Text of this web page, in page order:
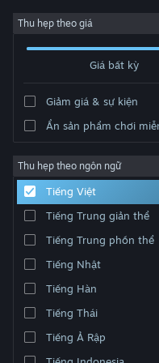
Đăng nhập
Cộng đồng
Thông tin
Hỗ trợ
Thay đổi ngôn ngữ
Cài ứng dụng Steam di động
Xem web cho desktop
Thu hẹp theo giá
Giá bất kỳ
Giảm giá & sự kiện
Ẩn sản phẩm chơi
Thu hẹp theo ngôn ngữ
Tiếng Việt
Tiếng Trung giản thể
Tiếng Trung phồn thể
Tiếng Nhật
Tiếng Hàn
Tiếng Thái
Tiếng Ả Rập
Nhà phát triển: lovelandisle
Xếp theo Độ liên quan
0 kết quả phù hợp tìm kiếm
trừ dựa trên tùy chỉnh của bạn.